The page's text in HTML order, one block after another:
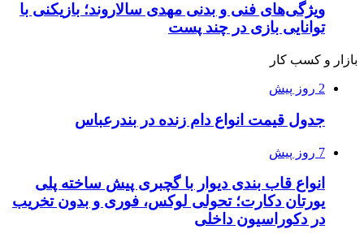
ویژگی‌های فنی و بدنی مهدی سالاروند؛ بازیکنی با
توانایی بازی در چند پست
بازار و کسب کار
2 روز پیش
جدول قیمت انواع دام زنده در بندرعباس
7 روز پیش
انواع قاب بندی دیوار با گچبری پیش ساخته پلی
یورتان دکارت؛ تحولی لوکس، فوری و بدون تخریب
در دکوراسیون داخلی